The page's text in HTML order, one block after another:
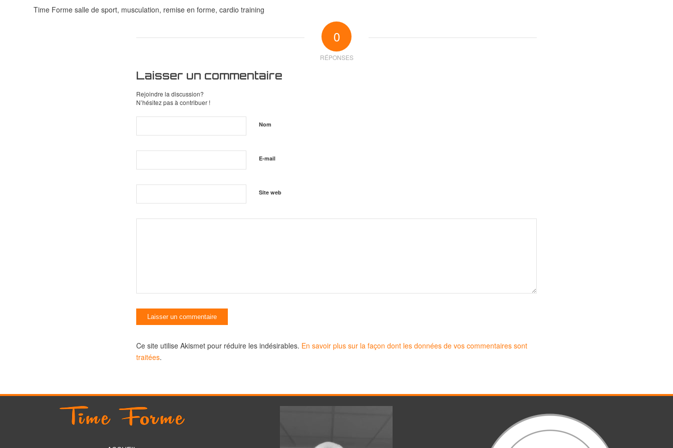
Time Forme salle de sport, musculation, remise en forme, cardio training
0
RÉPONSES
Laisser un commentaire
Rejoindre la discussion?
N’hésitez pas à contribuer !
Nom
E-mail
Site web
Ce site utilise Akismet pour réduire les indésirables. En savoir plus sur la façon dont les données de vos commentaires sont
traitées.